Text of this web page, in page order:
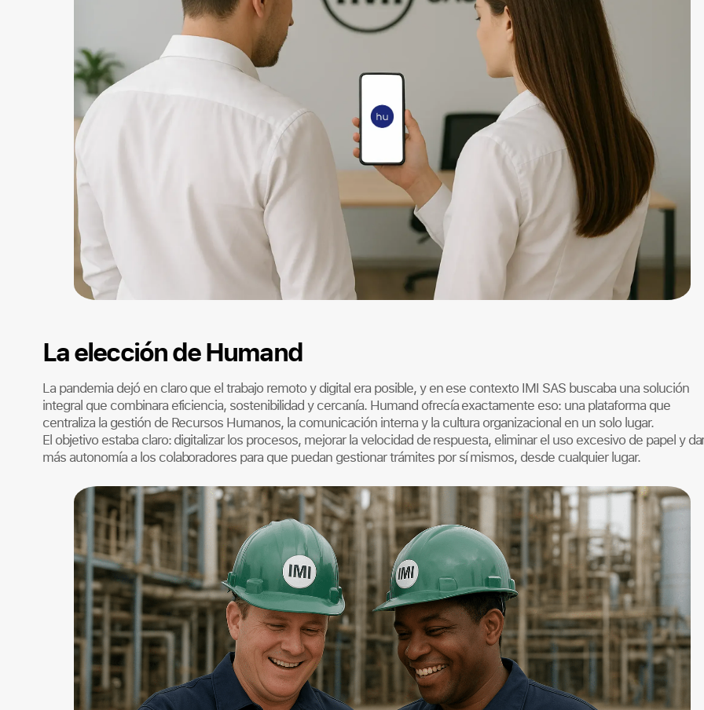
La elección de Humand
La pandemia dejó en claro que el trabajo remoto y digital era posible, y en ese contexto IMI SAS buscaba una solución
integral que combinara eficiencia, sostenibilidad y cercanía. Humand ofrecía exactamente eso: una plataforma que
centraliza la gestión de Recursos Humanos, la comunicación interna y la cultura organizacional en un solo lugar.
El objetivo estaba claro: digitalizar los procesos, mejorar la velocidad de respuesta, eliminar el uso excesivo de papel y
más autonomía a los colaboradores para que puedan gestionar trámites por sí mismos, desde cualquier lugar.